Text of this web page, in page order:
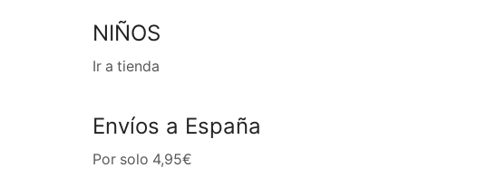
NIÑOS
Ir a tienda
Envíos a España
Por solo 4,95€